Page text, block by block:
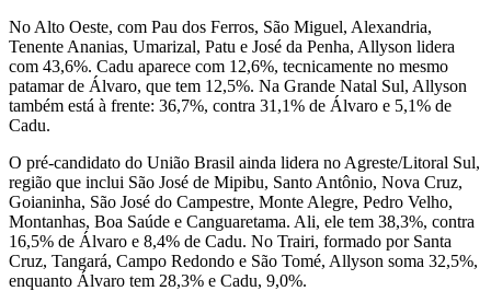
No Alto Oeste, com Pau dos Ferros, São Miguel, Alexandria,
Tenente Ananias, Umarizal, Patu e José da Penha, Allyson lidera
com 43,6%. Cadu aparece com 12,6%, tecnicamente no mesmo
patamar de Álvaro, que tem 12,5%. Na Grande Natal Sul, Allyson
também está à frente: 36,7%, contra 31,1% de Álvaro e 5,1% de
Cadu.
O pré-candidato do União Brasil ainda lidera no Agreste/Litoral Sul,
região que inclui São José de Mipibu, Santo Antônio, Nova Cruz,
Goianinha, São José do Campestre, Monte Alegre, Pedro Velho,
Montanhas, Boa Saúde e Canguaretama. Ali, ele tem 38,3%, contra
16,5% de Álvaro e 8,4% de Cadu. No Trairi, formado por Santa
Cruz, Tangará, Campo Redondo e São Tomé, Allyson soma 32,5%,
enquanto Álvaro tem 28,3% e Cadu, 9,0%.